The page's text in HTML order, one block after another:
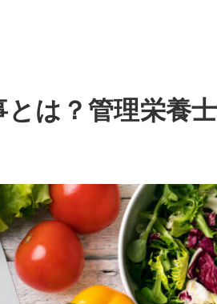
とは？管理栄養